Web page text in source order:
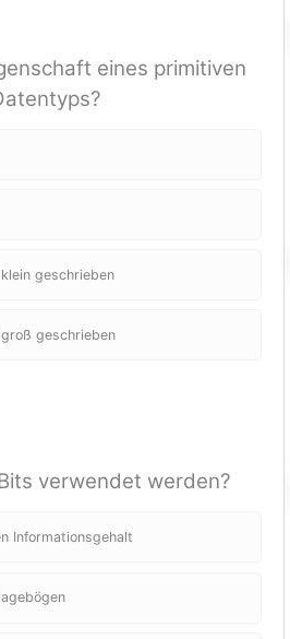
eines primitiven
geschrieben
geschrieben
verwendet werden?
Informationsgehalt